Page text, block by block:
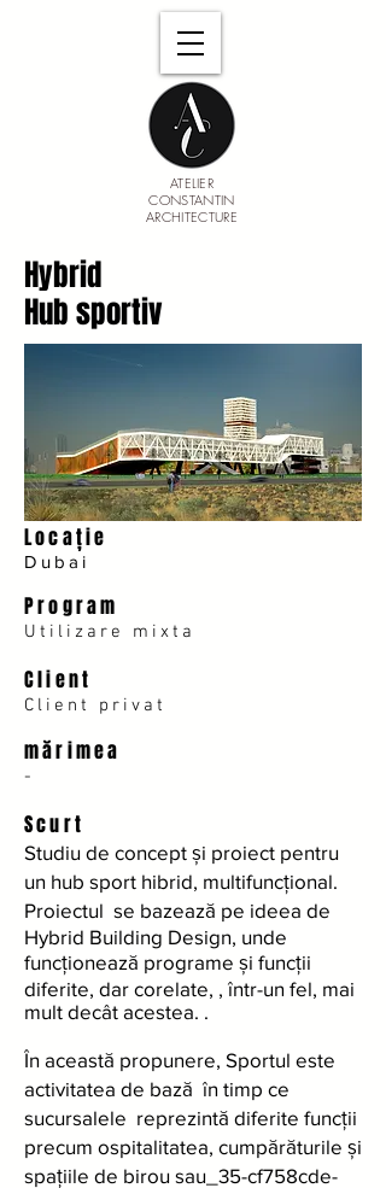
ATELIER
CONSTANTIN
ARCHITECTURE
Hybrid
Hub sportiv
Locație
Dubai
Program
Utilizare mixta
Client
Client privat
mărimea
-
Scurt
Studiu de concept și proiect pentru
un hub sport hibrid, multifuncțional.
Proiectul se bazează pe ideea de
Hybrid Building Design, unde
funcționează programe și funcții
diferite, dar corelate, , într-un fel, mai
mult decât acestea. .
În această propunere, Sportul este
activitatea de bază în timp ce
sucursalele reprezintă diferite funcții
precum ospitalitatea, cumpărăturile și
spațiile de birou sau_35-cf758cde-